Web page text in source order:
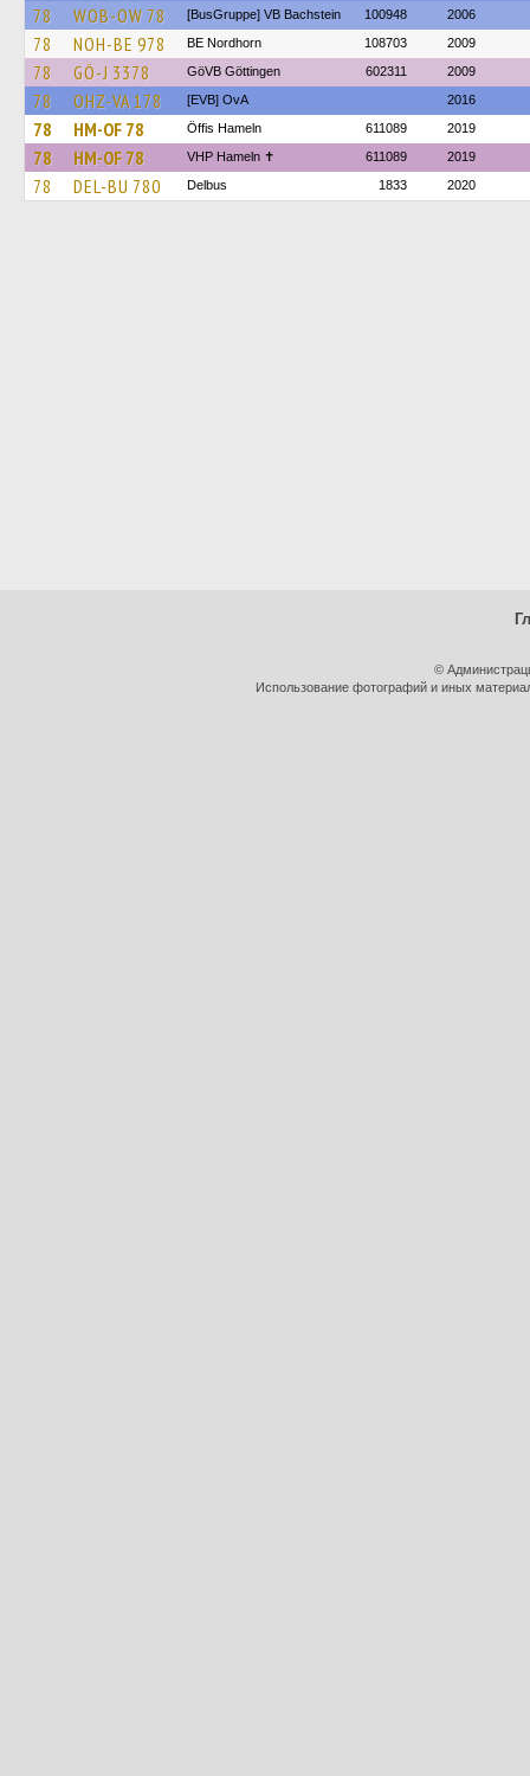
78 WOB-OW 78 [BusGruppe] VB Bachstein 100948 2006
78 NOH-BE 978 BE Nordhorn 108703 2009
78 GÖ-J 3378 GöVB Göttingen 602311 2009
78 OHZ-VA 178 [EVB] OvA 2016
78 HM-OF 78 Öffis Hameln 611089 2019
78 HM-OF 78 VHP Hameln ✝ 611089 2019
78 DEL-BU 780 Delbus 1833 2020
©
Использование фотографий и иных